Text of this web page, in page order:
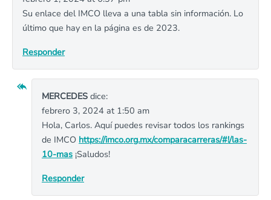
Su enlace del IMCO lleva a una tabla sin información. Lo
último que hay en la página es de 2023.
Responder
MERCEDES dice:
febrero 3, 2024 at 1:50 am
Hola, Carlos. Aquí puedes revisar todos los rankings
de IMCO https://imco.org.mx/comparacarreras/#!/las-
10-mas ¡Saludos!
Responder